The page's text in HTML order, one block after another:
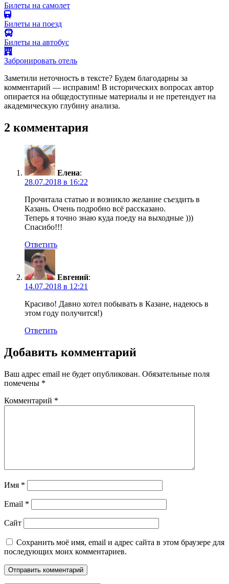
Билеты на самолет
Билеты на поезд
Билеты на автобус
Забронировать отель
Заметили неточность в тексте? Будем благодарны за
комментарий — исправим! В исторических вопросах автор
опирается на общедоступные материалы и не претендует на
академическую глубину анализа.
2 комментария
Елена:
28.07.2018 в 16:22
Прочитала статью и возникло желание съездить в
Казань. Очень подробно всё рассказано.
Теперь я точно знаю куда поеду на выходные )))
Спасибо!!!
Ответить
Евгений:
14.07.2018 в 12:21
Красиво! Давно хотел побывать в Казане, надеюсь в
этом году получится!)
Ответить
Добавить комментарий
Ваш адрес email не будет опубликован. Обязательные поля
помечены *
Комментарий *
Имя *
Email *
Сайт
Сохранить моё имя, email и адрес сайта в этом браузере для
последующих моих комментариев.